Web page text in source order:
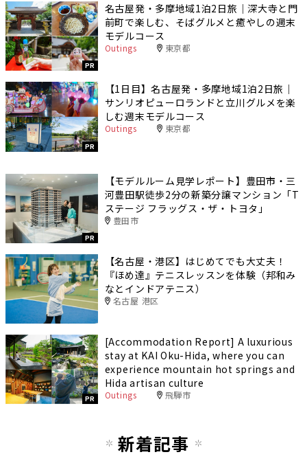
PR
名古屋発・多摩地域1泊2日旅｜深大寺と門
前町で楽しむ、そばグルメと癒やしの週末
モデルコース
Outings 東京都
PR
【1日目】名古屋発・多摩地域1泊2日旅｜
サンリオピューロランドと立川グルメを楽
しむ週末モデルコース
Outings 東京都
PR
【モデルルーム見学レポート】豊田市・三
河豊田駅徒歩2分の新築分譲マンション「T
ステージ フラッグス・ザ・トヨタ」
豊田市
【名古屋・港区】はじめてでも大丈夫！
『ほめ達』テニスレッスンを体験（邦和み
なとインドアテニス）
名古屋 港区
PR
[Accommodation Report] A luxurious
stay at KAI Oku-Hida, where you can
experience mountain hot springs and
Hida artisan culture
Outings 飛騨市
新着記事